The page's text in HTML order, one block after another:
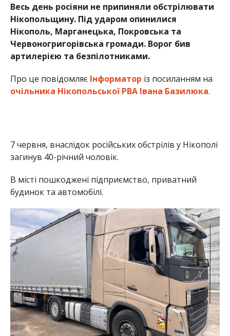
Весь день росіяни не припиняли обстрілювати
Нікопольщину. Під ударом опинилися
Нікополь, Марганецька, Покровська та
Червоногригорівська громади. Ворог бив
артилерією та безпілотниками.
Про це повідомляє Інформатор із посиланням на
очільника Нікопольської РВА Івана Базилюка.
7 червня, внаслідок російських обстрілів у Нікополі
загинув 40-річний чоловік.
В місті пошкоджені підприємство, приватний
будинок та автомобілі.